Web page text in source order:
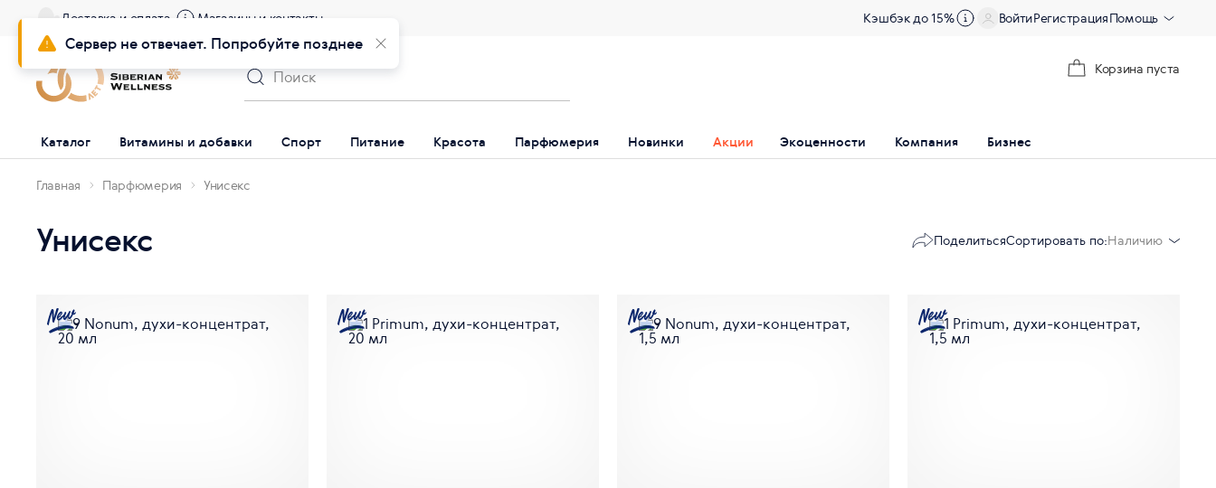
Доставка и оплата Магазины и контакты Кэшбэк до 15% ВойтиРегистрацияПомощь
Корзина пуста
Каталог Витамины и добавки Спорт Питание Красота Парфюмерия Новинки Акции Экоценности Компания Бизнес
Главная Парфюмерия Унисекс
Унисекс ПоделитьсяСортировать по:Наличию
Сервер не отвечает. Попробуйте позднее